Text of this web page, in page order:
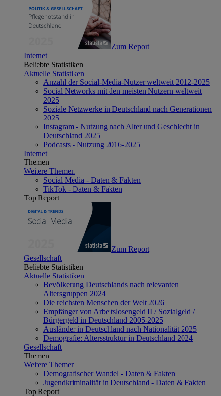
Zum Report
Internet
Beliebte Statistiken
Aktuelle Statistiken
Anzahl der Social-Media-Nutzer weltweit 2012-2025
Social Networks mit den meisten Nutzern weltweit
2025
Soziale Netzwerke in Deutschland nach Generationen
2025
Instagram - Nutzung nach Alter und Geschlecht in
Deutschland 2025
Podcasts - Nutzung 2016-2025
Internet
Themen
Weitere Themen
Social Media - Daten & Fakten
TikTok - Daten & Fakten
Top Report
Zum Report
Gesellschaft
Beliebte Statistiken
Aktuelle Statistiken
Bevölkerung Deutschlands nach relevanten
Altersgruppen 2024
Die reichsten Menschen der Welt 2026
Empfänger von Arbeitslosengeld II / Sozialgeld /
Bürgergeld in Deutschland 2005-2025
Ausländer in Deutschland nach Nationalität 2025
Demografie: Altersstruktur in Deutschland 2024
Gesellschaft
Themen
Weitere Themen
Demografischer Wandel - Daten & Fakten
Jugendkriminalität in Deutschland - Daten & Fakten
Top Report